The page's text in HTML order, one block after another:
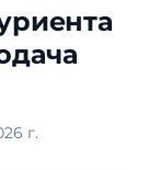
г.